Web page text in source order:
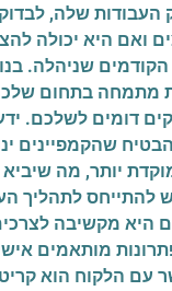
העבודות שלה,
ואם היא יכולה
שניהלה.
מתמחה בתחום
דומים לשלכם.
שהקמפיינים
יותר, מה
להתייחס לתהליך
היא מקשיבה
מותאמים
עם הלקוח הוא